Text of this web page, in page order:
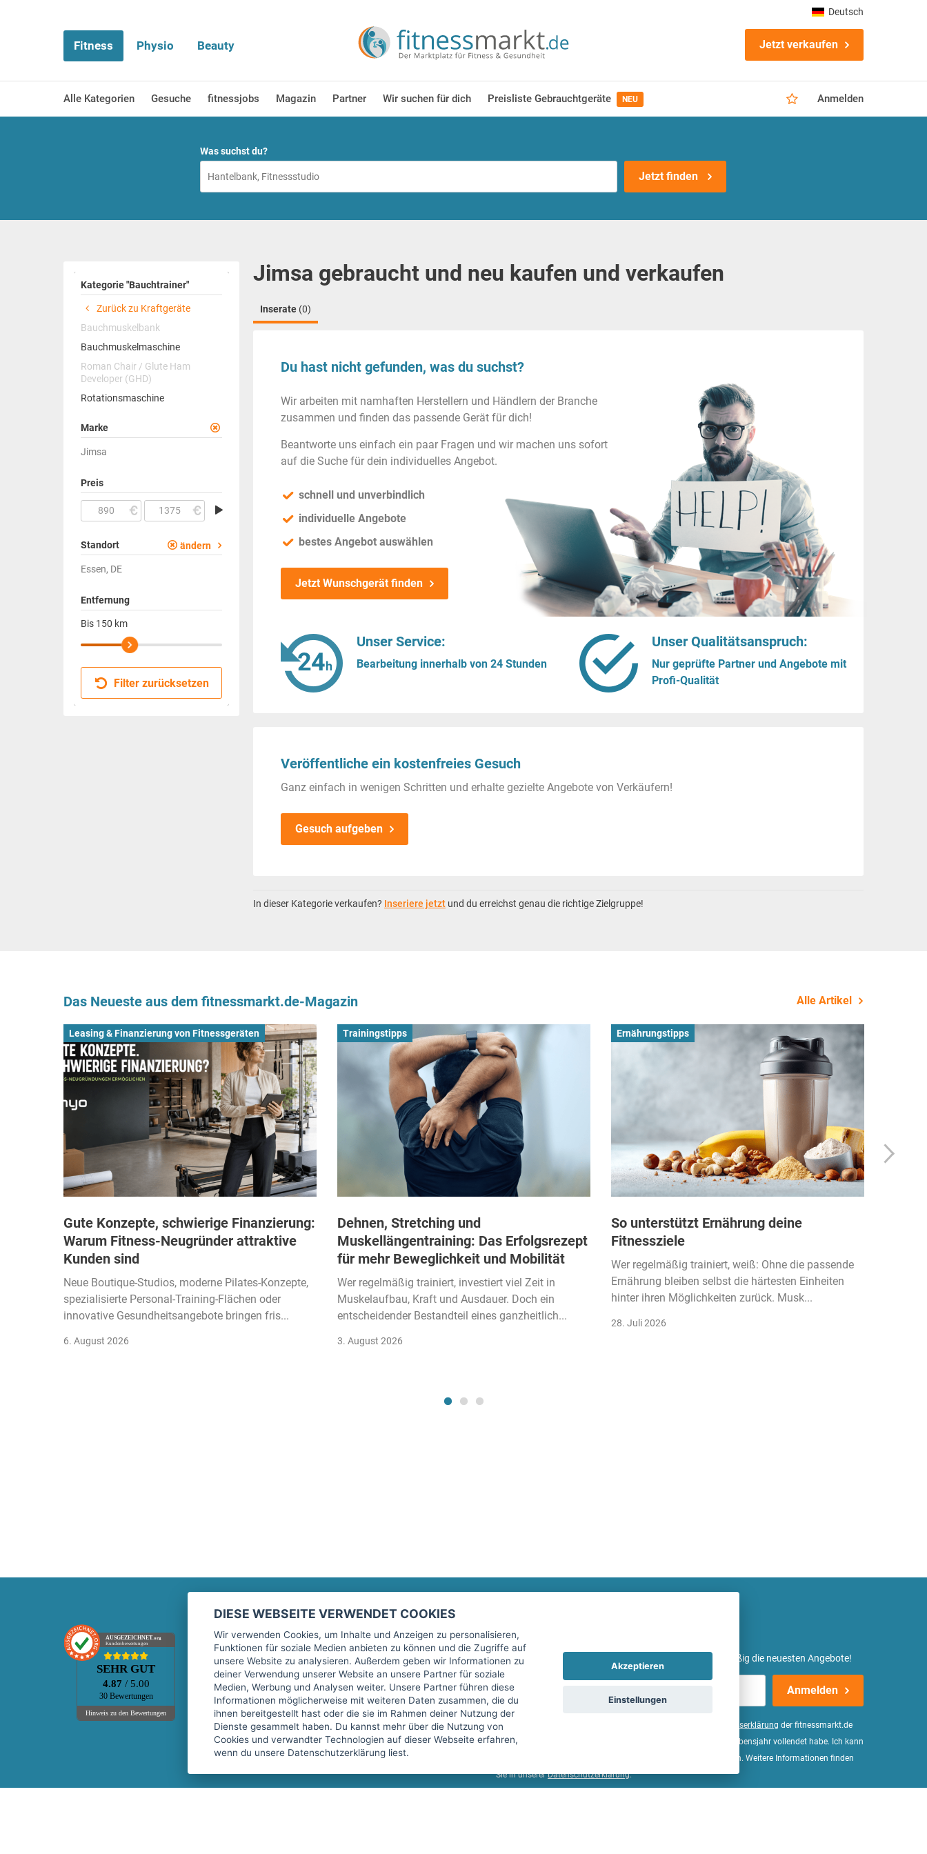
Fitness Physio Beauty Jetzt verkaufen
Alle Kategorien Gesuche fitnessjobs Magazin Partner Wir suchen für dich Preisliste Gebrauchtgeräte NEU Anmelden
Deutsch
Was suchst du?
Jetzt finden
Kategorie "Bauchtrainer"
Zurück zu Kraftgeräte
Bauchmuskelbank
Bauchmuskelmaschine
Roman Chair / Glute Ham
Developer (GHD)
Rotationsmaschine
Marke
Jimsa
Preis
Standort ändern
Essen, DE
Entfernung
Bis 150 km
Filter zurücksetzen
Jimsa gebraucht und neu kaufen und verkaufen
Inserate (0)
Du hast nicht gefunden, was du suchst?
Wir arbeiten mit namhaften Herstellern und Händlern der Branche
zusammen und finden das passende Gerät für dich!
Beantworte uns einfach ein paar Fragen und wir machen uns sofort
auf die Suche für dein individuelles Angebot.
schnell und unverbindlich
individuelle Angebote
bestes Angebot auswählen
Jetzt Wunschgerät finden
Unser Service:
Bearbeitung innerhalb von 24 Stunden
Unser Qualitätsanspruch:
Nur geprüfte Partner und Angebote mit
Profi-Qualität
Veröffentliche ein kostenfreies Gesuch
Ganz einfach in wenigen Schritten und erhalte gezielte Angebote von Verkäufern!
Gesuch aufgeben
In dieser Kategorie verkaufen? Inseriere jetzt und du erreichst genau die richtige Zielgruppe!
Das Neueste aus dem fitnessmarkt.de-Magazin Alle Artikel
Leasing & Finanzierung von Fitnessgeräten
Gute Konzepte, schwierige Finanzierung:
Warum Fitness-Neugründer attraktive
Kunden sind
Neue Boutique-Studios, moderne Pilates-Konzepte,
spezialisierte Personal-Training-Flächen oder
innovative Gesundheitsangebote bringen fris...
6. August 2026
Trainingstipps
Dehnen, Stretching und
Muskellängentraining: Das Erfolgsrezept
für mehr Beweglichkeit und Mobilität
Wer regelmäßig trainiert, investiert viel Zeit in
Muskelaufbau, Kraft und Ausdauer. Doch ein
entscheidender Bestandteil eines ganzheitlich...
3. August 2026
Ernährungstipps
So unterstützt Ernährung deine
Fitnessziele
Wer regelmäßig trainiert, weiß: Ohne die passende
Ernährung bleiben selbst die härtesten Einheiten
hinter ihren Möglichkeiten zurück. Musk...
28. Juli 2026
AUSGEZEICHNET.org
Kundenbewertungen
SEHR GUT
4.87 / 5.00
30 Bewertungen
Hinweis zu den Bewertungen
Marktplatz
Kontakt
Preise Marktplatz
FAQ Marktplatz
Über uns
Werbebuchungen
Rechtliches
Impressum
AGB
Datenschutz
Sicherheit
Top-Inserat kündigen
fitnessmarkt.de Newsletter
Trage dich hier für unseren Newsletter ein und erhalte regelmäßig die neuesten Angebote!
Anmelden
Ich stimme der Verarbeitung meiner Daten, wie in der Einwilligungserklärung der fitnessmarkt.de
services GmbH beschrieben, zu und bestätige, dass ich das 16. Lebensjahr vollendet habe. Ich kann
diese Einwilligung jederzeit mit Wirkung für die Zukunft widerrufen. Weitere Informationen finden
Sie in unsererDatenschutzerklärung.
DIESE WEBSEITE VERWENDET COOKIES
Wir verwenden Cookies, um Inhalte und Anzeigen zu personalisieren,
Funktionen für soziale Medien anbieten zu können und die Zugriffe auf
unsere Website zu analysieren. Außerdem geben wir Informationen zu
deiner Verwendung unserer Website an unsere Partner für soziale
Medien, Werbung und Analysen weiter. Unsere Partner führen diese
Informationen möglicherweise mit weiteren Daten zusammen, die du
ihnen bereitgestellt hast oder die sie im Rahmen deiner Nutzung der
Dienste gesammelt haben. Du kannst mehr über die Nutzung von
Cookies und verwandter Technologien auf dieser Webseite erfahren,
wenn du unsere Datenschutzerklärung liest.
Akzeptieren
Einstellungen